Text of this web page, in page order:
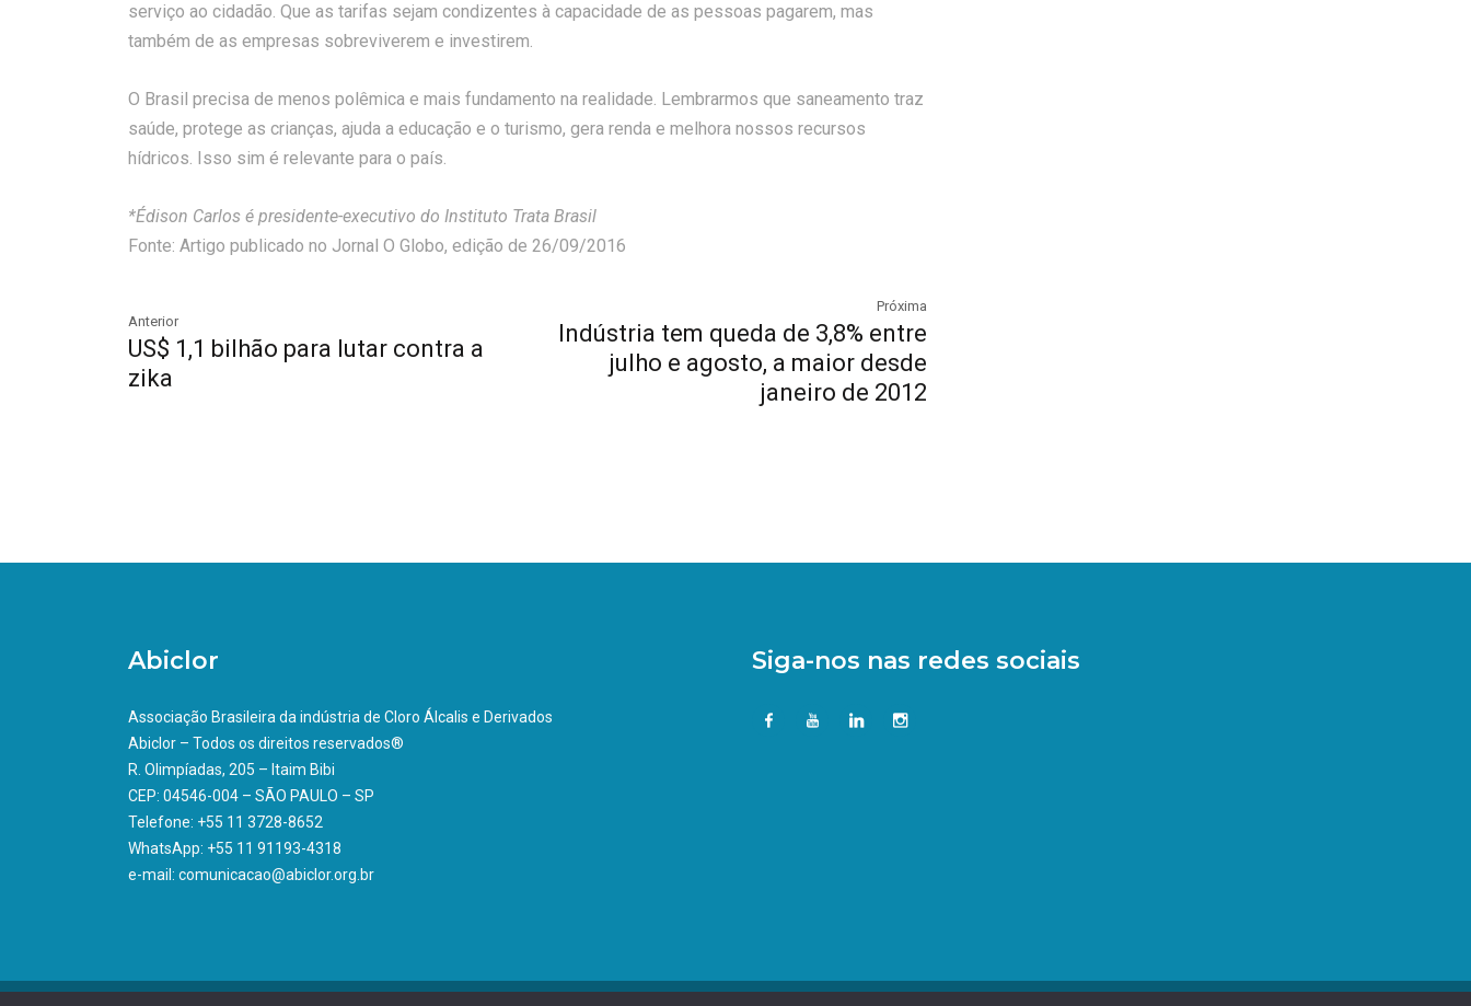
serviço ao cidadão. Que as tarifas sejam condizentes à capacidade de as pessoas pagarem, mas
também de as empresas sobreviverem e investirem.
O Brasil precisa de menos polêmica e mais fundamento na realidade. Lembrarmos que saneamento traz
saúde, protege as crianças, ajuda a educação e o turismo, gera renda e melhora nossos recursos
hídricos. Isso sim é relevante para o país.
*Édison Carlos é presidente-executivo do Instituto Trata Brasil
Fonte: Artigo publicado no Jornal O Globo, edição de 26/09/2016
Anterior
US$ 1,1 bilhão para lutar contra a
zika
Próxima
Indústria tem queda de 3,8% entre
julho e agosto, a maior desde
janeiro de 2012
Abiclor
Associação Brasileira da indústria de Cloro Álcalis e Derivados
Abiclor – Todos os direitos reservados®
R. Olimpíadas, 205 – Itaim Bibi
CEP: 04546-004 – SÃO PAULO – SP
Telefone: +55 11 3728-8652
WhatsApp: +55 11 91193-4318
e-mail: comunicacao@abiclor.org.br
Siga-nos nas redes sociais